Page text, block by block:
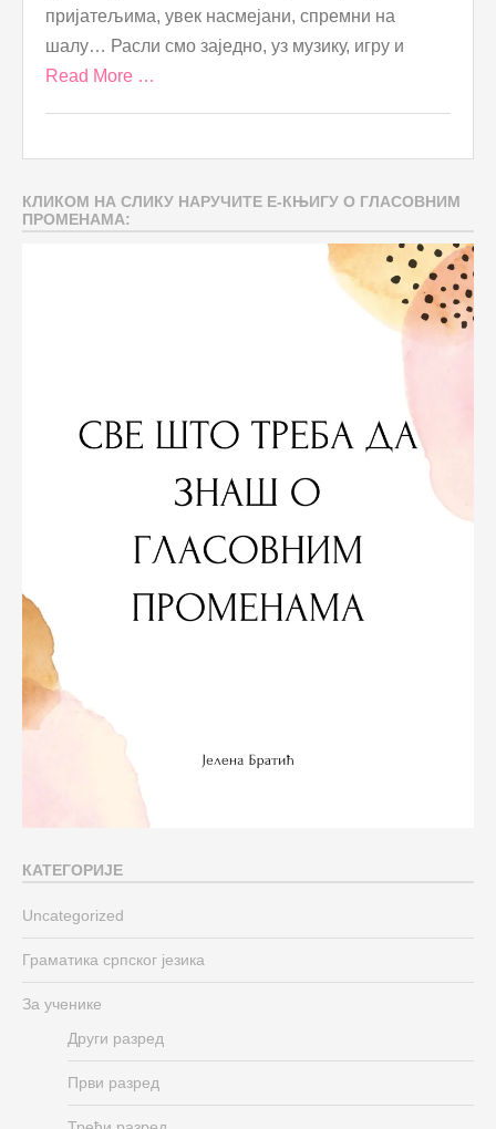
пријатељима, увек насмејани, спремни на
шалу… Расли смо заједно, уз музику, игру и
Read More …
КЛИКОМ НА СЛИКУ НАРУЧИТЕ Е-КЊИГУ О ГЛАСОВНИМ
ПРОМЕНАМА:
КАТЕГОРИЈЕ
Uncategorized
Граматика српског језика
За ученике
Други разред
Први разред